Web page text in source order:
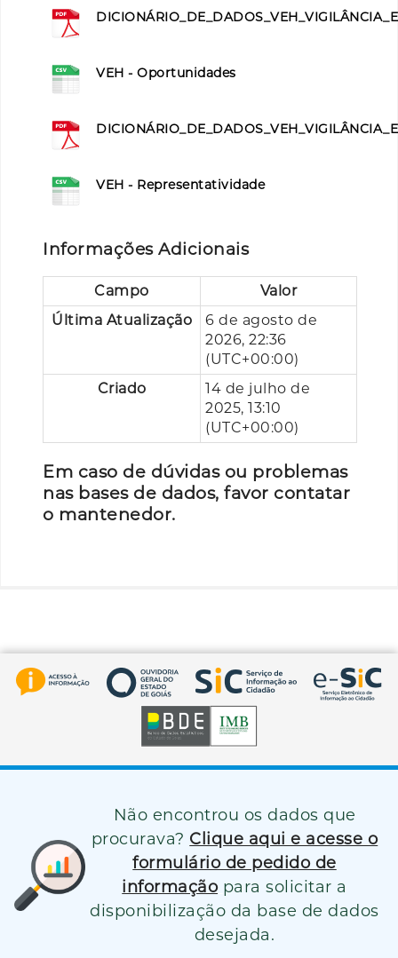
VEH - Oportunidades
VEH - Representatividade
Informações Adicionais
Campo
Valor
Última Atualização
6 de agosto de
2026, 22:36
(UTC+00:00)
Criado
14 de julho de
2025, 13:10
(UTC+00:00)
Em caso de dúvidas ou problemas
nas bases de dados, favor contatar
o mantenedor.
Não encontrou os dados que
procurava? Clique aqui e acesse o
formulário de pedido de
informação para solicitar a
disponibilização da base de dados
desejada.